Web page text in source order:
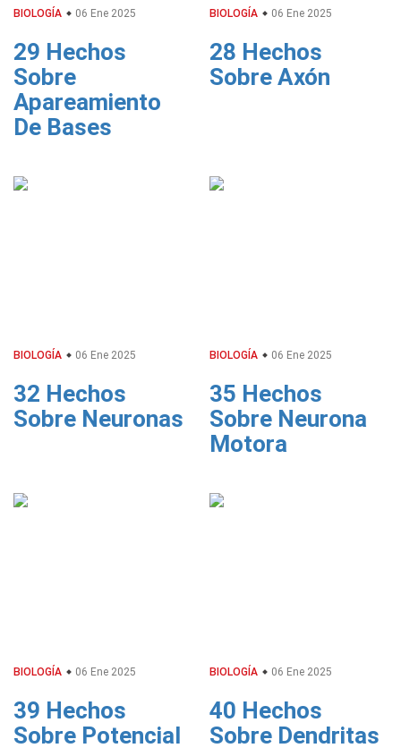
BIOLOGÍA 06 Ene 2025
29 Hechos
Sobre
Apareamiento
De Bases
BIOLOGÍA 06 Ene 2025
28 Hechos
Sobre Axón
BIOLOGÍA 06 Ene 2025
32 Hechos
Sobre Neuronas
BIOLOGÍA 06 Ene 2025
35 Hechos
Sobre Neurona
Motora
BIOLOGÍA 06 Ene 2025
39 Hechos
Sobre Potencial
BIOLOGÍA 06 Ene 2025
40 Hechos
Sobre Dendritas